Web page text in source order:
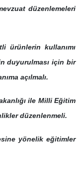
düzenlemeleri
ürünlerin kullanımı
duyurulması için bir
açılmalı.
ile Milli Eğitim
düzenlenmeli.
yönelik eğitimler